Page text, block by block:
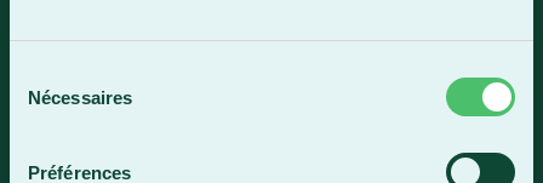
Nécessaires
Préférences
4409, rue Dollard